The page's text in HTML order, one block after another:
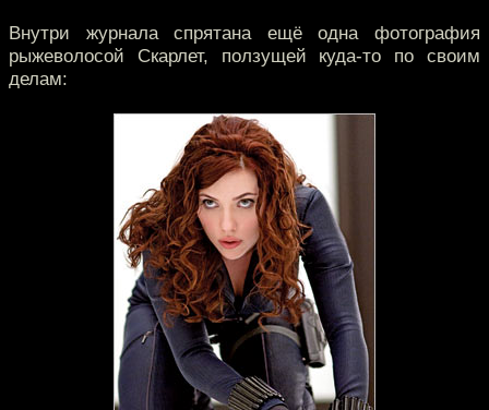
Внутри журнала спрятана ещё одна фотография
рыжеволосой Скарлет, ползущей куда-то по своим
делам: